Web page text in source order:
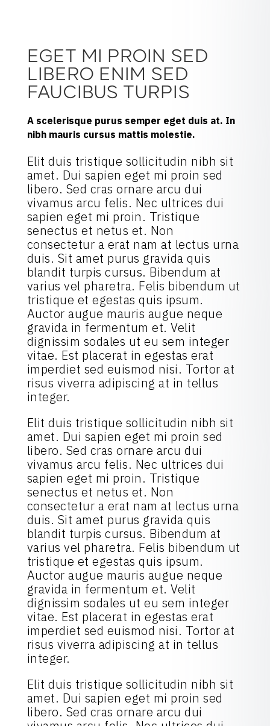
EGET MI PROIN SED
LIBERO ENIM SED
FAUCIBUS TURPIS
A scelerisque purus semper eget duis at. In
nibh mauris cursus mattis molestie.
Elit duis tristique sollicitudin nibh sit
amet. Dui sapien eget mi proin sed
libero. Sed cras ornare arcu dui
vivamus arcu felis. Nec ultrices dui
sapien eget mi proin. Tristique
senectus et netus et. Non
consectetur a erat nam at lectus urna
duis. Sit amet purus gravida quis
blandit turpis cursus. Bibendum at
varius vel pharetra. Felis bibendum ut
tristique et egestas quis ipsum.
Auctor augue mauris augue neque
gravida in fermentum et. Velit
dignissim sodales ut eu sem integer
vitae. Est placerat in egestas erat
imperdiet sed euismod nisi. Tortor at
risus viverra adipiscing at in tellus
integer.
Elit duis tristique sollicitudin nibh sit
amet. Dui sapien eget mi proin sed
libero. Sed cras ornare arcu dui
vivamus arcu felis. Nec ultrices dui
sapien eget mi proin. Tristique
senectus et netus et. Non
consectetur a erat nam at lectus urna
duis. Sit amet purus gravida quis
blandit turpis cursus. Bibendum at
varius vel pharetra. Felis bibendum ut
tristique et egestas quis ipsum.
Auctor augue mauris augue neque
gravida in fermentum et. Velit
dignissim sodales ut eu sem integer
vitae. Est placerat in egestas erat
imperdiet sed euismod nisi. Tortor at
risus viverra adipiscing at in tellus
integer.
Elit duis tristique sollicitudin nibh sit
amet. Dui sapien eget mi proin sed
libero. Sed cras ornare arcu dui